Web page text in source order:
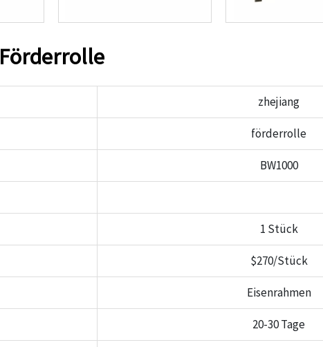
Förderrolle
zhejiang
förderrolle
BW1000
1 Stück
$270/Stück
Eisenrahmen
20-30 Tage